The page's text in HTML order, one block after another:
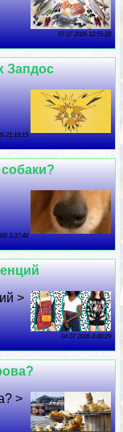
07 07 2026 12:55:28
Запдос
21:19:15
3:37:48
>
04 07 2026 4:48:29
>